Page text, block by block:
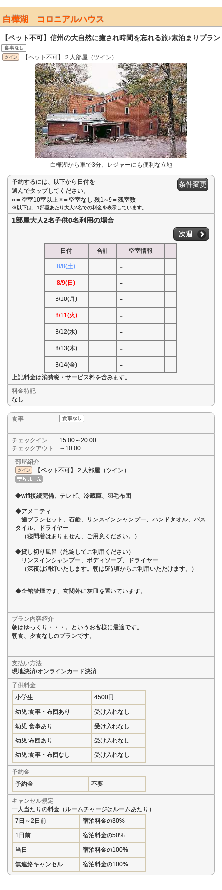
白樺湖 コロニアルハウス
【ペット不可】信州の大自然に癒され時間を忘れる旅♪素泊まりプラン
【ペット不可】２人部屋（ツイン）
白樺湖から車で3分、レジャーにも便利な立地
予約するには、以下から日付を
選んでタップしてください。
○＝空室10室以上 ×＝空室なし 残1∼9＝残室数
条件変更
※以下は、1部屋あたり大人2名での料金を表示しています。
1部屋大人2名子供0名利用の場合
次週
日付 合計 空室情報
8/8(土) -
8/9(日) -
8/10(月) -
8/11(火) -
8/12(水) -
8/13(木) -
8/14(金) -
上記料金は消費税・サービス料を含みます。
料金特記
なし
食事
チェックイン
15:00～20:00
チェックアウト
～10:00
部屋紹介
【ペット不可】２人部屋（ツイン）
◆wifi接続完備、テレビ、冷蔵庫、羽毛布団
◆アメニティ
歯ブラシセット、石鹸、リンスインシャンプー、ハンドタオル、バス
タイル、ドライヤー
（寝間着はありません、ご用意ください。）
◆貸し切り風呂（施錠してご利用ください）
リンスインシャンプー、ボディソープ、ドライヤー
（深夜は消灯いたします。朝は5時頃からご利用いただけます。）
◆全館禁煙です、玄関外に灰皿を置いています。
プラン内容紹介
朝はゆっくり・・・。というお客様に最適です。
朝食、夕食なしのプランです。
支払い方法
現地決済/オンラインカード決済
子供料金
小学生
4500円
幼児:食事・布団あり 受け入れなし
幼児:食事あり 受け入れなし
幼児:布団あり 受け入れなし
幼児:食事・布団なし 受け入れなし
予約金
予約金
不要
キャンセル規定
一人当たりの料金（ルームチャージはルームあたり）
7日～2日前
宿泊料金の30%
1日前 宿泊料金の50%
当日 宿泊料金の100%
無連絡キャンセル 宿泊料金の100%